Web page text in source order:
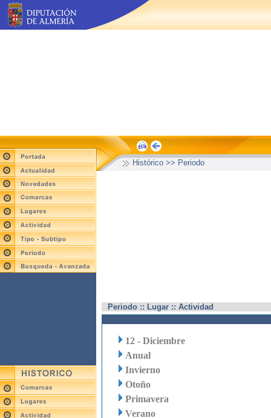
Histórico >> Periodo
Periodo :: Lugar :: Actividad
12 - Diciembre
Anual
Invierno
Otoño
Primavera
Verano